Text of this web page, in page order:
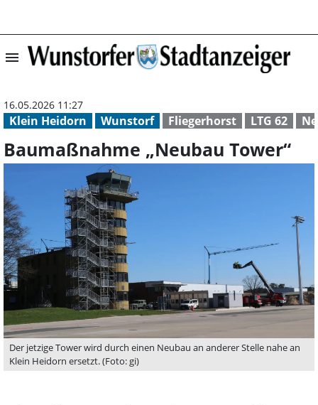
menu Baumaßnahme
Klein Heidorn Wunstorf Fliegerhorst LTG 62
16.05.2026 11:27
Baumaßnahme „Neubau Tower“
Der jetzige Tower wird durch einen Neubau an anderer Stelle nahe an
Klein Heidorn ersetzt. (Foto: gi)